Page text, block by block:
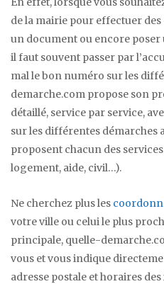
de la mairie pour effectuer
un document ou encore poser
il faut souvent passer par
mal le bon numéro sur les
demarche.com propose son
détaillé, service par service,
sur les différentes démarches
proposent chacun des
logement, aide, civil…).
Ne cherchez plus les
votre ville ou celui le plus
principale, quelle-
vous et vous indique
adresse postale et horaires